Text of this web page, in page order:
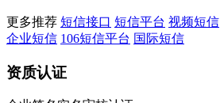
更多推荐 短信接口 短信平台 视频短信
企业短信 106短信平台 国际短信
资质认证